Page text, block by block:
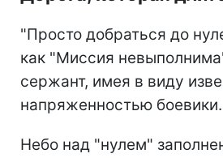
"Просто добраться до
как "Миссия
сержант, имея в виду
напряженностью боевики.
Небо над "нулем"